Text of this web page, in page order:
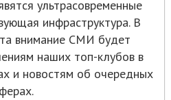
ультрасовременные
инфраструктура. В
внимание СМИ будет
наших топ-клубов в
и новостям об очередных